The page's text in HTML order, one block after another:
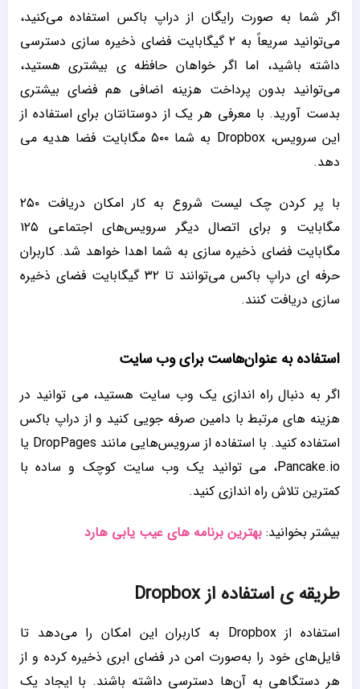
اگر شما به صورت رایگان از دراپ باکس استفاده می‌کنید،
می‌توانید سریعاً به ۲ گیگابایت فضای ذخیره سازی دسترسی
داشته باشید، اما اگر خواهان حافظه ی بیشتری هستید،
می‌توانید بدون پرداخت هزینه اضافی هم فضای بیشتری
بدست آورید. با معرفی هر یک از دوستانتان برای استفاده از
این سرویس، Dropbox به شما ۵۰۰ مگابایت فضا هدیه می
‌دهد.
با پر کردن چک لیست شروع به کار امکان دریافت ۲۵۰
مگابایت و برای اتصال دیگر سرویس‌های اجتماعی ۱۲۵
مگابایت فضای ذخیره سازی به شما اهدا خواهد شد. کاربران
حرفه ای دراپ باکس می‌توانند تا ۳۲ گیگابایت فضای ذخیره
سازی دریافت کنند.
استفاده به عنوان‌هاست برای وب سایت
اگر به دنبال راه اندازی یک وب سایت هستید، می توانید در
هزینه های مرتبط با دامین صرفه جویی کنید و از دراپ باکس
استفاده کنید. با استفاده از سرویس‌هایی مانند DropPages یا
Pancake.io، می ‌توانید یک وب سایت کوچک و ساده با
کمترین تلاش راه اندازی کنید.
بیشتر بخوانید: بهترین برنامه های عیب یابی هارد
طریقه ی استفاده از Dropbox
استفاده از Dropbox به کاربران این امکان را می‌دهد تا
فایل‌های خود را به‌صورت امن در فضای ابری ذخیره کرده و از
هر دستگاهی به آن‌ها دسترسی داشته باشند. با ایجاد یک